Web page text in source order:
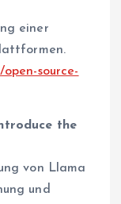
einer
source-
the
von Llama
und